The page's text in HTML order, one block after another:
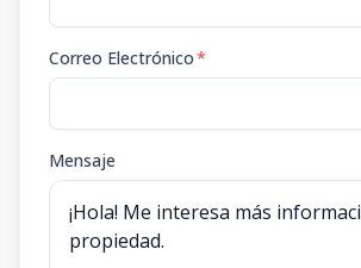
Correo Electrónico*
Mensaje